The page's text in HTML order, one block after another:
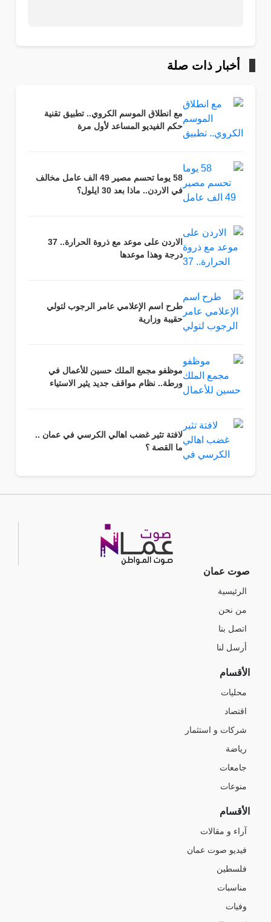
أخبار ذات صلة
مع انطلاق الموسم الكروي.. تطبيق تقنية
حكم الفيديو المساعد لأول مرة
58 يوما تحسم مصير 49 الف عامل مخالف
في الاردن.. ماذا بعد 30 ايلول؟
الاردن على موعد مع ذروة الحرارة.. 37
درجة وهذا موعدها
طرح اسم الإعلامي عامر الرجوب لتولي
حقيبة وزارية
موظفو مجمع الملك حسين للأعمال في
ورطة.. نظام مواقف جديد يثير الاستياء
لافتة تثير غضب اهالي الكرسي في عمان ..
ما القصة ؟
صوت عمان
الرئيسية
من نحن
اتصل بنا
أرسل لنا
الأقسام
محليات
اقتصاد
شركات و استثمار
رياضة
جامعات
منوعات
الأقسام
آراء و مقالات
فيديو صوت عمان
فلسطين
مناسبات
وفيات